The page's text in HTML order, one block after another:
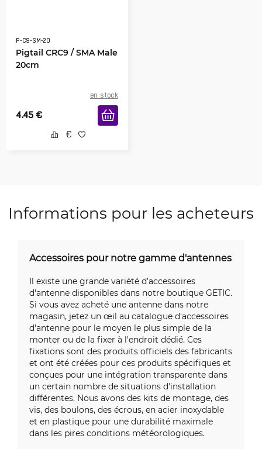
P-C9-SM-20
Pigtail CRC9 / SMA Male
20cm
en stock
4.45 €
Informations pour les acheteurs
Accessoires pour notre gamme d'antennes
Il existe une grande variété d'accessoires
d'antenne disponibles dans notre boutique GETIC.
Si vous avez acheté une antenne dans notre
magasin, jetez un œil au catalogue d'accessoires
d'antenne pour le moyen le plus simple de la
monter ou de la fixer à l'endroit dédié. Ces
fixations sont des produits officiels des fabricants
et ont été créées pour ces produits spécifiques et
conçues pour une intégration transparente dans
un certain nombre de situations d'installation
différentes. Nous avons des kits de montage, des
vis, des boulons, des écrous, en acier inoxydable
et en plastique pour une durabilité maximale
dans les pires conditions météorologiques.